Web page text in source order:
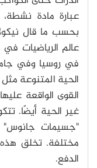
عبارة مادة
بحسب ما قال
عالم الرياضيات
في روسيا وفي
الحية المتنوعة مثل
القوى الواقعة
غير الحية أيضًا.
"جسيمات جانوس"
مختلفة. تخلق هذه
الدفع.